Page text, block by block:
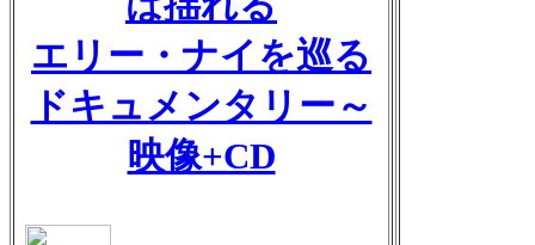
エリー・ナイを巡る
ドキュメンタリー～
映像+CD